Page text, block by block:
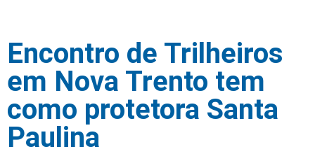
Encontro de Trilheiros
em Nova Trento tem
como protetora Santa
Paulina